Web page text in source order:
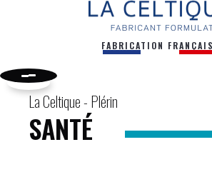
FABRICATION
La Celtique - Plérin
SANTÉ